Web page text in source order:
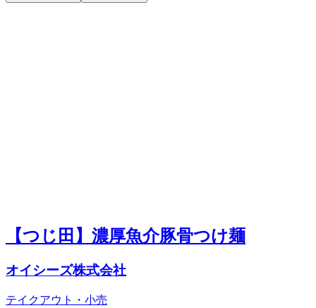
【つじ田】濃厚魚介豚骨つけ麺
オイシーズ株式会社
テイクアウト・小売